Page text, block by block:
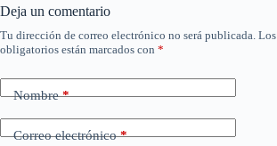
Deja un comentario
Tu dirección de correo electrónico no será publicada.
obligatorios están marcados con *
Nombre*
Correo electrónico*